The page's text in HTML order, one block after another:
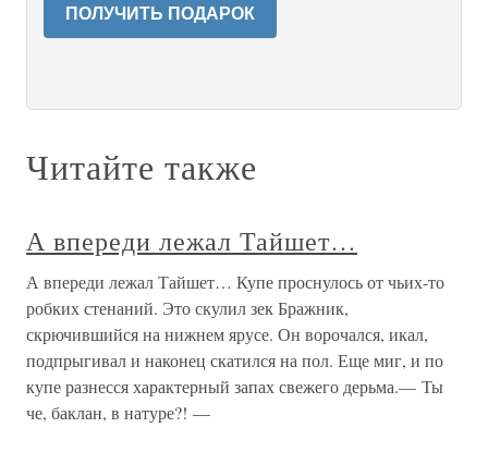
ПОЛУЧИТЬ ПОДАРОК
Читайте также
А впереди лежал Тайшет…
А впереди лежал Тайшет… Купе проснулось от чьих-то
робких стенаний. Это скулил зек Бражник,
скрючившийся на нижнем ярусе. Он ворочался, икал,
подпрыгивал и наконец скатился на пол. Еще миг, и по
купе разнесся характерный запах свежего дерьма.— Ты
че, баклан, в натуре?! —